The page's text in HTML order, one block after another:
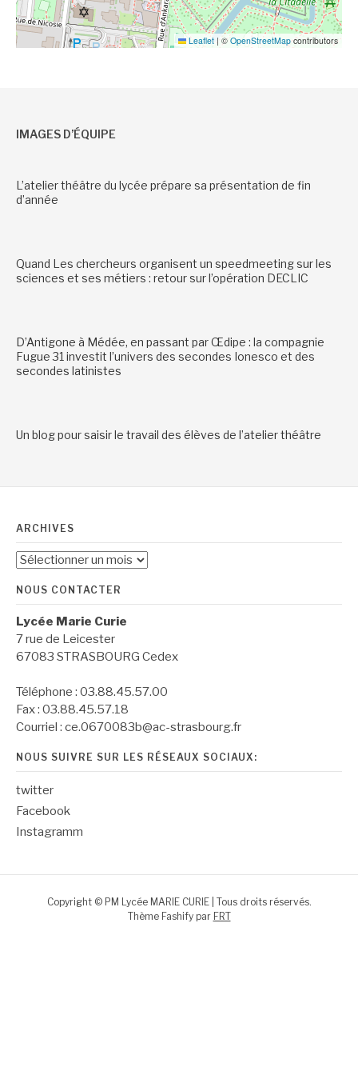
Leaflet | © OpenStreetMapcontributors
IMAGES D’ÉQUIPE
L’atelier théâtre du lycée prépare sa présentation de fin
d’année
Quand Les chercheurs organisent un speedmeeting sur les
sciences et ses métiers : retour sur l’opération DECLIC
D’Antigone à Médée, en passant par Œdipe : la compagnie
Fugue 31 investit l’univers des secondes Ionesco et des
secondes latinistes
Un blog pour saisir le travail des élèves de l’atelier théâtre
ARCHIVES
Archives
NOUS CONTACTER
Lycée Marie Curie
7 rue de Leicester
67083 STRASBOURG Cedex
Téléphone : 03.88.45.57.00
Fax : 03.88.45.57.18
Courriel : ce.0670083b@ac-strasbourg.fr
NOUS SUIVRE SUR LES RÉSEAUX SOCIAUX:
twitter
Facebook
Instagramm
Copyright © PM Lycée MARIE CURIE | Tous droits réservés.
Thème Fashify par FRT